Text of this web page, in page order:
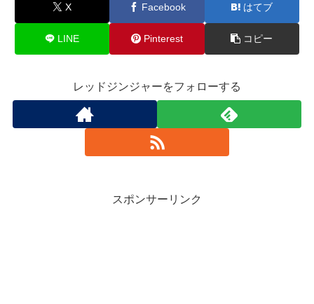
X Facebook はてブ
LINE Pinterest コピー
レッドジンジャーをフォローする
スポンサーリンク